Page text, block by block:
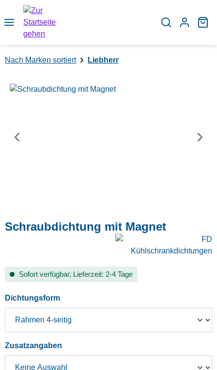
Zum Hauptinhalt springen
Nach Marken sortiert Liebherr
Bildergalerie überspringen
Schraubdichtung mit Magnet
Sofort verfügbar, Lieferzeit: 2-4 Tage
Dichtungsformauswählen
Zusatzangaben